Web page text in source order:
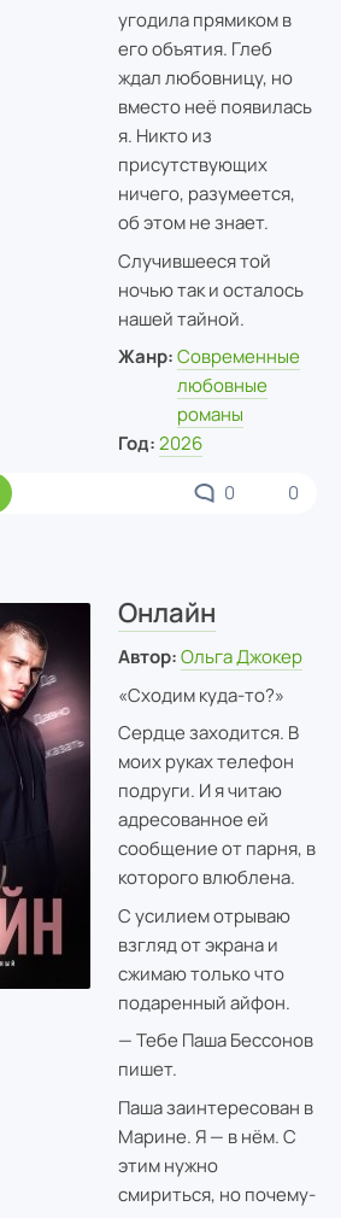
угодила прямиком в
его объятия. Глеб
ждал любовницу, но
вместо неё появилась
я. Никто из
присутствующих
ничего, разумеется,
об этом не знает.
Случившееся той
ночью так и осталось
нашей тайной.
Жанр: Современные
любовные
романы
Год: 2026
0 0
Онлайн
Автор: Ольга Джокер
«Сходим куда-то?»
Сердце заходится. В
моих руках телефон
подруги. И я читаю
адресованное ей
сообщение от парня, в
которого влюблена.
С усилием отрываю
взгляд от экрана и
сжимаю только что
подаренный айфон.
— Тебе Паша Бессонов
пишет.
Паша заинтересован в
Марине. Я — в нём. С
этим нужно
смириться, но почему-